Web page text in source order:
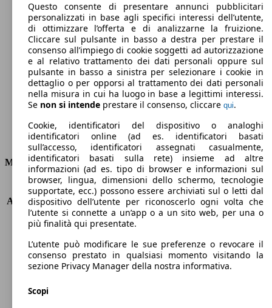
122 g/km
Emissioni di CO2 (combinato)*
Consumi
Motore e Prestazioni
KW (PS)
85 kW (115 PS)
Accelerazione (0-100 km/h)
11.3s
Velocità massima (km/h)
182 km/h
Numero di marce
6
Coppia
220 nm
Cilindrata
1332 ccm
Carburante
Benzina
Trasmissione
Questo consente di presentare annunci pubblicitari
personalizzati in base agli specifici interessi dell’utente,
di ottimizzare l’offerta e di analizzarne la fruizione.
Cliccare sul pulsante in basso a destra per prestare il
consenso all’impiego di cookie soggetti ad autorizzazione
e al relativo trattamento dei dati personali oppure sul
pulsante in basso a sinistra per selezionare i cookie in
dettaglio o per opporsi al trattamento dei dati personali
nella misura in cui ha luogo in base a legittimi interessi.
Se non si intende prestare il consenso, cliccare qui.
Cookie, identificatori del dispositivo o analoghi
identificatori online (ad es. identificatori basati
sull’accesso, identificatori assegnati casualmente,
identificatori basati sulla rete) insieme ad altre
informazioni (ad es. tipo di browser e informazioni sul
browser, lingua, dimensioni dello schermo, tecnologie
supportate, ecc.) possono essere archiviati sul o letti dal
dispositivo dell’utente per riconoscerlo ogni volta che
l’utente si connette a un’app o a un sito web, per una o
più finalità qui presentate.
L’utente può modificare le sue preferenze o revocare il
consenso prestato in qualsiasi momento visitando la
sezione Privacy Manager della nostra informativa.
Scopi